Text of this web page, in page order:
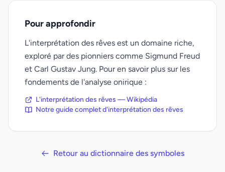
Pour approfondir
L'interprétation des rêves est un domaine riche,
exploré par des pionniers comme Sigmund Freud
et Carl Gustav Jung. Pour en savoir plus sur les
fondements de l'analyse onirique :
L'interprétation des rêves — Wikipédia
Notre guide complet d'interprétation des rêves
Retour au dictionnaire des symboles